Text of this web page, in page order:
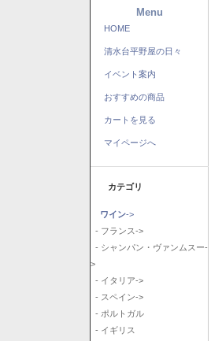
Menu
HOME
清水台平野屋の日々
イベント案内
おすすめの商品
カートを見る
マイページへ
カテゴリ
ワイン->
- フランス->
- シャンパン・ヴァンムスー-
>
- イタリア->
- スペイン->
- ポルトガル
- イギリス